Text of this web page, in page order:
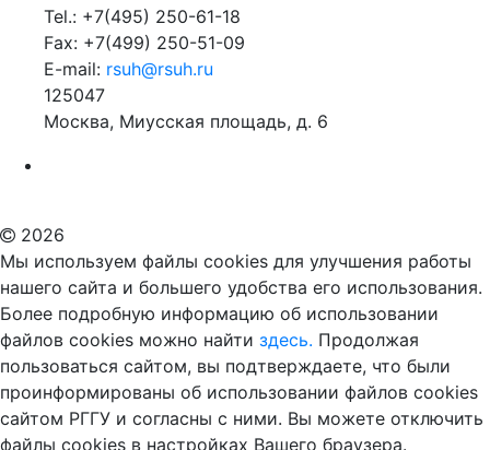
Tel.: +7(495) 250-61-18
Fax: +7(499) 250-51-09
E-mail: rsuh@rsuh.ru
125047
Москва, Миусская площадь, д. 6
2026
Мы используем файлы cookies для улучшения работы
нашего сайта и большего удобства его использования.
Более подробную информацию об использовании
файлов cookies можно найти здесь. Продолжая
пользоваться сайтом, вы подтверждаете, что были
проинформированы об использовании файлов cookies
сайтом РГГУ и согласны с ними. Вы можете отключить
файлы cookies в настройках Вашего браузера.